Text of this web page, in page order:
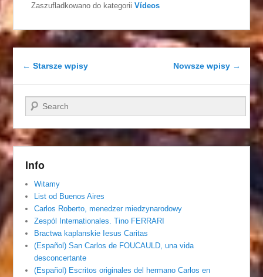
Zaszufladkowano do kategorii Vídeos
Nawigacja wpisu
← Starsze wpisy Nowsze wpisy →
Szukaj
Info
Witamy
List od Buenos Aires
Carlos Roberto, menedzer miedzynarodowy
Zespól Internationales. Tino FERRARI
Bractwa kaplanskie Iesus Caritas
(Español) San Carlos de FOUCAULD, una vida
desconcertante
(Español) Escritos originales del hermano Carlos en